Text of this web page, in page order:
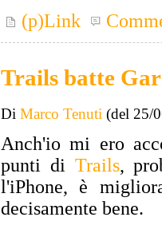
(p)Link
Trails batte
Di Marco Tenuti (del 25/
Anch'io mi ero
punti di Trails,
l'iPhone, è
decisamente bene.